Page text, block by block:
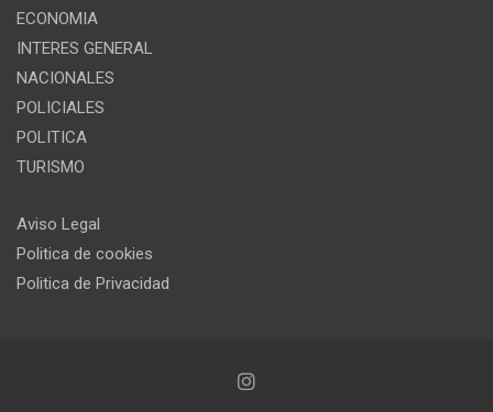
ECONOMIA
INTERES GENERAL
NACIONALES
POLICIALES
POLITICA
TURISMO
Aviso Legal
Politica de cookies
Politica de Privacidad